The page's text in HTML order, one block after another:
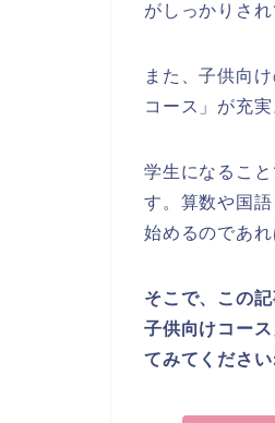
がしっかりさ
また、子供向
コース」が充実
学生になるこ
す。算数や国
始めるのであ
そこで、この
子供向けコー
てみてください